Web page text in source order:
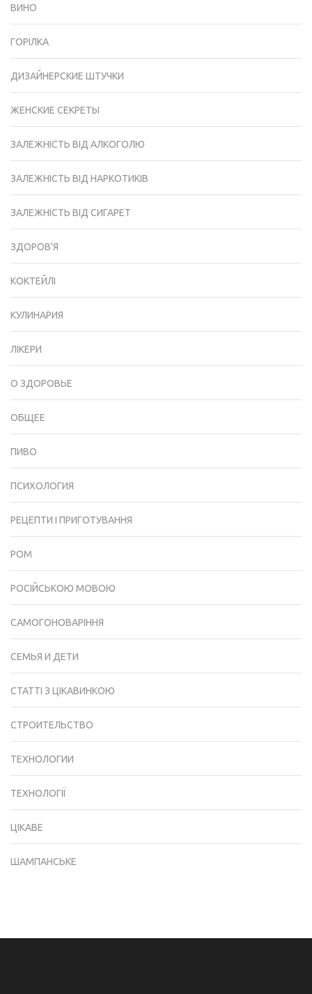
ВИНО
ГОРІЛКА
ДИЗАЙНЕРСКИЕ ШТУЧКИ
ЖЕНСКИЕ СЕКРЕТЫ
ЗАЛЕЖНІСТЬ ВІД АЛКОГОЛЮ
ЗАЛЕЖНІСТЬ ВІД НАРКОТИКІВ
ЗАЛЕЖНІСТЬ ВІД СИГАРЕТ
ЗДОРОВ'Я
КОКТЕЙЛІ
КУЛИНАРИЯ
ЛІКЕРИ
О ЗДОРОВЬЕ
ОБЩЕЕ
ПИВО
ПСИХОЛОГИЯ
РЕЦЕПТИ І ПРИГОТУВАННЯ
РОМ
РОСІЙСЬКОЮ МОВОЮ
САМОГОНОВАРІННЯ
СЕМЬЯ И ДЕТИ
СТАТТІ З ЦІКАВИНКОЮ
СТРОИТЕЛЬСТВО
ТЕХНОЛОГИИ
ТЕХНОЛОГІЇ
ЦІКАВЕ
ШАМПАНСЬКЕ